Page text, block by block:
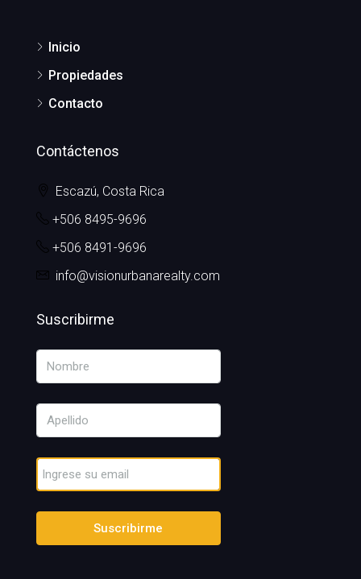
Inicio
Propiedades
Contacto
Contáctenos
Escazú, Costa Rica
+506 8495-9696
+506 8491-9696
info@visionurbanarealty.com
Suscribirme
Suscribirme